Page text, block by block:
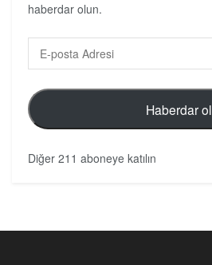
haberdar olun.
Haberdar ol
Diğer 211 aboneye katılın